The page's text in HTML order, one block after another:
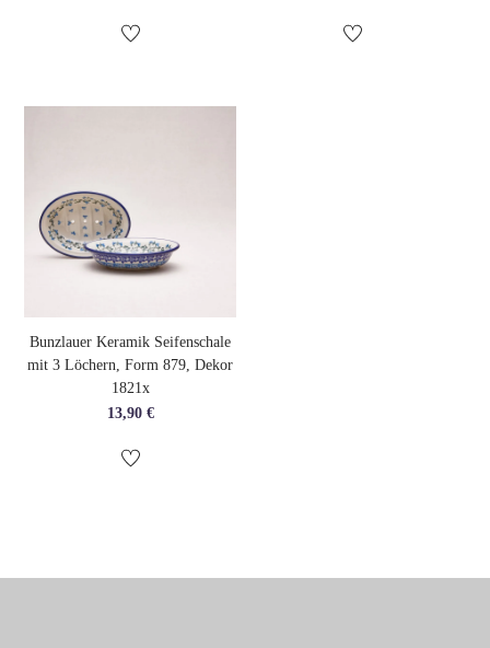
Bunzlauer Keramik Seifenschale
mit 3 Löchern, Form 879, Dekor
1821x
13,90 €